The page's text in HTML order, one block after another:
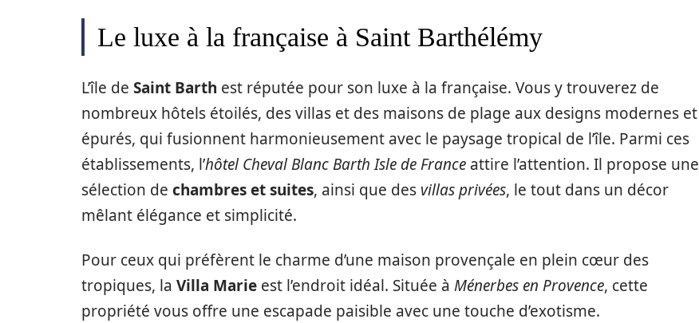
Le luxe à la française à Saint Barthélémy
L’île de Saint Barth est réputée pour son luxe à la française. Vous y trouverez de
nombreux hôtels étoilés, des villas et des maisons de plage aux designs modernes et
épurés, qui fusionnent harmonieusement avec le paysage tropical de l’île. Parmi ces
établissements, l’hôtel Cheval Blanc Barth Isle de France attire l’attention. Il propose une
sélection de chambres et suites, ainsi que des villas privées, le tout dans un décor
mêlant élégance et simplicité.
Pour ceux qui préfèrent le charme d’une maison provençale en plein cœur des
tropiques, la Villa Marie est l’endroit idéal. Située à Ménerbes en Provence, cette
propriété vous offre une escapade paisible avec une touche d’exotisme.